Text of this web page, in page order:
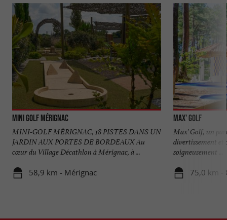
Mini Golf Mérignac
MINI-GOLF MÉRIGNAC, 18 PISTES DANS UN
JARDIN AUX PORTES DE BORDEAUX Au
cœur du Village Décathlon à Mérignac, à ...
58,9 km - Mérignac
Max' Golf
Max' Golf, un
divertissement et
soigneusement ...
75,0 km -